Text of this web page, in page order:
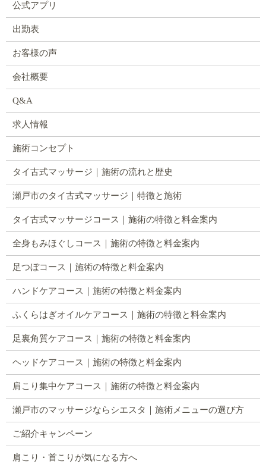
公式アプリ
出勤表
お客様の声
会社概要
Q&A
求人情報
施術コンセプト
タイ古式マッサージ｜施術の流れと歴史
瀬戸市のタイ古式マッサージ｜特徴と施術
タイ古式マッサージコース｜施術の特徴と料金案内
全身もみほぐしコース｜施術の特徴と料金案内
足つぼコース｜施術の特徴と料金案内
ハンドケアコース｜施術の特徴と料金案内
ふくらはぎオイルケアコース｜施術の特徴と料金案内
足裏角質ケアコース｜施術の特徴と料金案内
ヘッドケアコース｜施術の特徴と料金案内
肩こり集中ケアコース｜施術の特徴と料金案内
瀬戸市のマッサージならシエスタ｜施術メニューの選び方
ご紹介キャンペーン
肩こり・首こりが気になる方へ